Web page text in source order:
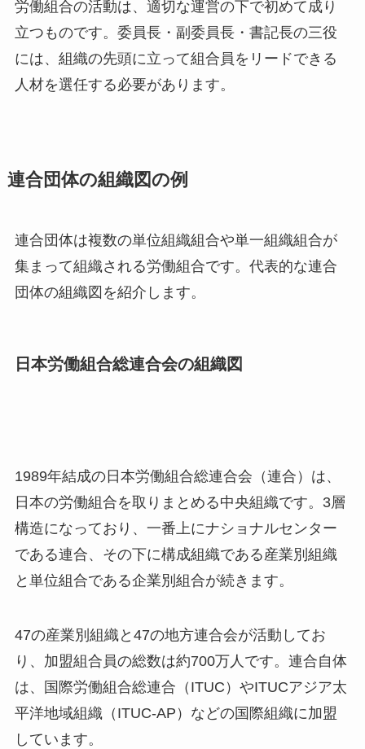
労働組合の活動は、適切な運営の下で初めて成り
立つものです。委員長・副委員長・書記長の三役
には、組織の先頭に立って組合員をリードできる
人材を選任する必要があります。
連合団体の組織図の例
連合団体は複数の単位組織組合や単一組織組合が
集まって組織される労働組合です。代表的な連合
団体の組織図を紹介します。
日本労働組合総連合会の組織図
1989年結成の日本労働組合総連合会（連合）は、
日本の労働組合を取りまとめる中央組織です。3層
構造になっており、一番上にナショナルセンター
である連合、その下に構成組織である産業別組織
と単位組合である企業別組合が続きます。
47の産業別組織と47の地方連合会が活動してお
り、加盟組合員の総数は約700万人です。連合自体
は、国際労働組合総連合（ITUC）やITUCアジア太
平洋地域組織（ITUC-AP）などの国際組織に加盟
しています。